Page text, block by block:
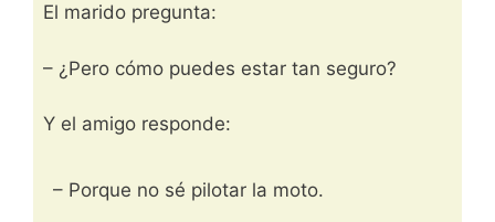
El marido pregunta:
– ¿Pero cómo puedes estar tan seguro?
Y el amigo responde:
– Porque no sé pilotar la moto.